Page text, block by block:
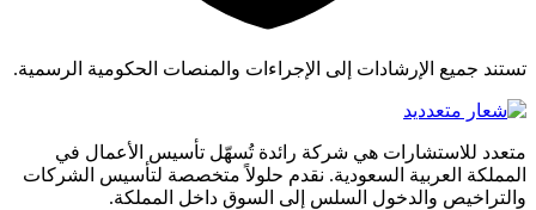
تستند جميع الإرشادات إلى الإجراءات والمنصات الحكومية الرسمية.
متعدد للاستشارات هي شركة رائدة تُسهّل تأسيس الأعمال في
المملكة العربية السعودية. نقدم حلولاً متخصصة لتأسيس الشركات
والتراخيص والدخول السلس إلى السوق داخل المملكة.